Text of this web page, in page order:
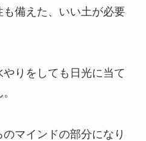
備えた、いい土が必要
りをしても日光に当て
マインドの部分になり